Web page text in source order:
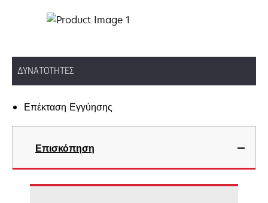
ΔΥΝΑΤΌΤΗΤΕΣ
Επέκταση Εγγύησης
Επισκόπηση